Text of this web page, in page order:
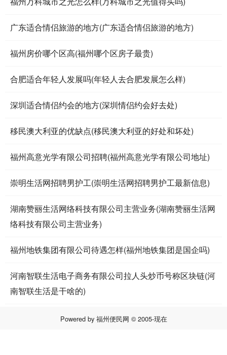
广东适合情侣旅游的地方(广东适合情侣旅游的地方)
福州房价哪个区高(福州哪个区房子最贵)
合肥适合年轻人发展吗(年轻人去合肥发展怎么样)
深圳适合情侣约会的地方(深圳情侣约会好去处)
移民澳大利亚的优缺点(移民澳大利亚的好处和坏处)
福州高意光学有限公司招聘(福州高意光学有限公司地址)
崇明生活网招聘男护工(崇明生活网招聘男护工最新信息)
湖南赞丽生活网络科技有限公司主营业务(湖南赞丽生活网
络科技有限公司主营业务)
福州地铁集团有限公司待遇怎样(福州地铁集团是国企吗)
河南智联生活电子商务有限公司拉人头炒币号称区块链(河
南智联生活是干啥的)
Powered by 福州便民网 © 2005-现在